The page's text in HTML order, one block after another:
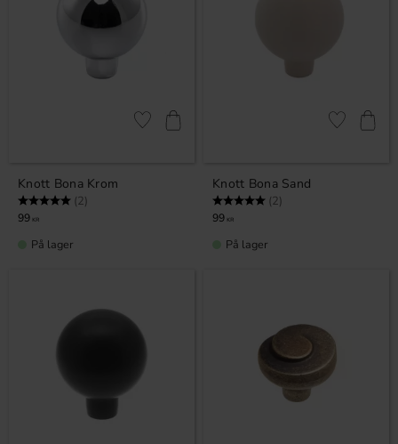
Knott Bona Krom
Karakter: (2)
99 KR
Lagre som favoritt
På lager
Knott Bona Sand
Karakter: (2)
99 KR
Lagre som
På lager